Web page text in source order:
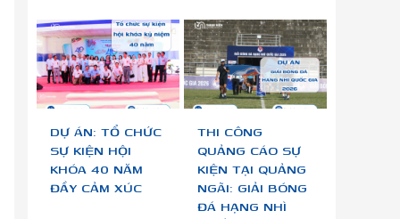
DỰ ÁN: TỔ CHỨC
SỰ KIỆN HỘI
KHÓA 40 NĂM
ĐẦY CẢM XÚC
THI CÔNG
QUẢNG CÁO SỰ
KIỆN TẠI QUẢNG
NGÃI: GIẢI BÓNG
ĐÁ HẠNG NHÌ